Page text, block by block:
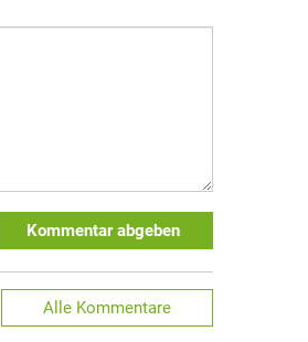
Kommentar abgeben
Alle Kommentare